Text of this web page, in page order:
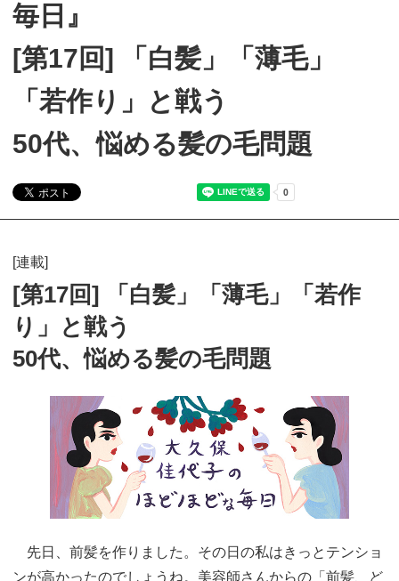
毎日』
[第17回] 「白髪」「薄毛」
「若作り」と戦う
50代、悩める髪の毛問題
[連載]
[第17回] 「白髪」「薄毛」「若作
り」と戦う
50代、悩める髪の毛問題
先日、前髪を作りました。その日の私はきっとテンショ
ンが高かったのでしょうね。美容師さんからの「前髪、ど